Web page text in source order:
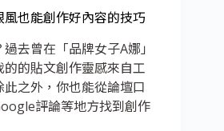
也能創作好內容的技巧
去曾在「品牌女子A娜」
的貼文創作靈感來自工
之外，你也能從論壇口
評論等地方找到創作